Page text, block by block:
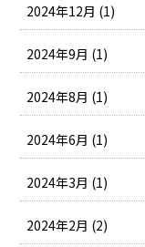
2024年12月 (1)
2024年9月 (1)
2024年8月 (1)
2024年6月 (1)
2024年3月 (1)
2024年2月 (2)